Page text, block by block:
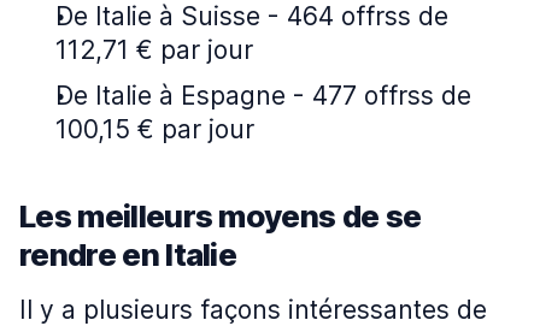
De Italie à Suisse - 464 offrss de
112,71 € par jour
De Italie à Espagne - 477 offrss de
100,15 € par jour
Les meilleurs moyens de se
rendre en Italie
Il y a plusieurs façons intéressantes de